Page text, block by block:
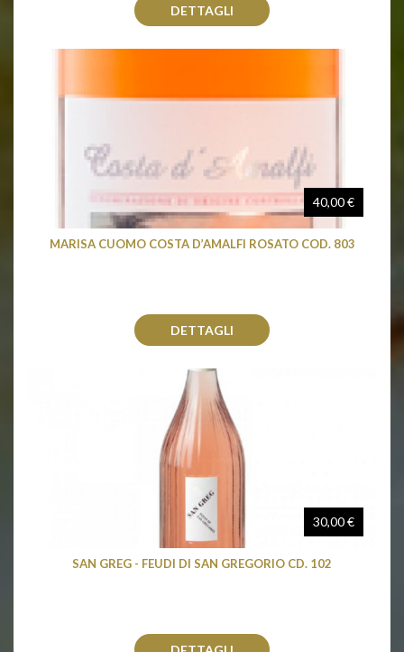
DETTAGLI
40,00 €
MARISA CUOMO COSTA D’AMALFI ROSATO COD. 803
DETTAGLI
30,00 €
SAN GREG - FEUDI DI SAN GREGORIO CD. 102